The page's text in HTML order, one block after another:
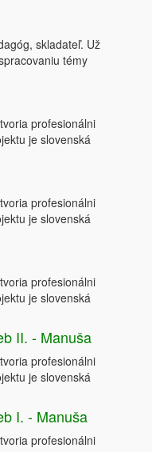
skladateľ. Už
témy
profesionálni
je slovenská
profesionálni
je slovenská
profesionálni
je slovenská
II. - Manuša
profesionálni
je slovenská
I. - Manuša
profesionálni